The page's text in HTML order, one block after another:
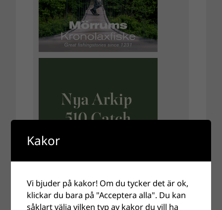
Kakor
Vi bjuder på kakor! Om du tycker det är ok,
klickar du bara på "Acceptera alla". Du kan
såklart välja vilken typ av kakor du vill ha